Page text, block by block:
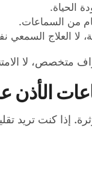
الحياة.
من السماعات.
لا العلاج السمعي
متخصص، لا
الأذن
إذا كنت